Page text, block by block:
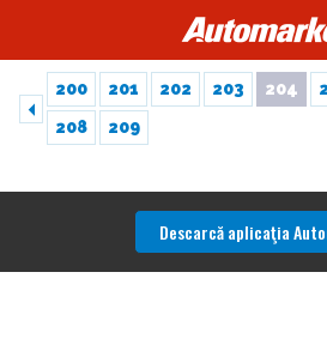
200 201 202 203 204
208
209
Descarcă aplicaţia